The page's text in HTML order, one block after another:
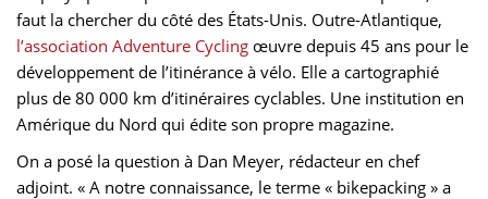
faut la chercher du côté des États-Unis. Outre-Atlantique,
l’association Adventure Cycling œuvre depuis 45 ans pour le
développement de l’itinérance à vélo. Elle a cartographié
plus de 80 000 km d’itinéraires cyclables. Une institution en
Amérique du Nord qui édite son propre magazine.
On a posé la question à Dan Meyer, rédacteur en chef
adjoint. « A notre connaissance, le terme « bikepacking » a